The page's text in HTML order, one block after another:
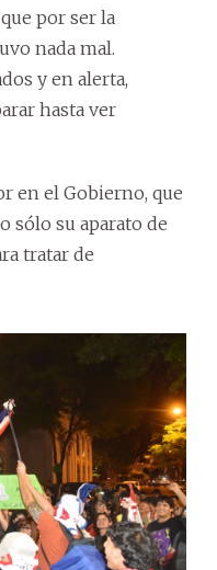
por ser la
nada mal.
y en alerta,
hasta ver
en el Gobierno, que
sólo su aparato de
tratar de